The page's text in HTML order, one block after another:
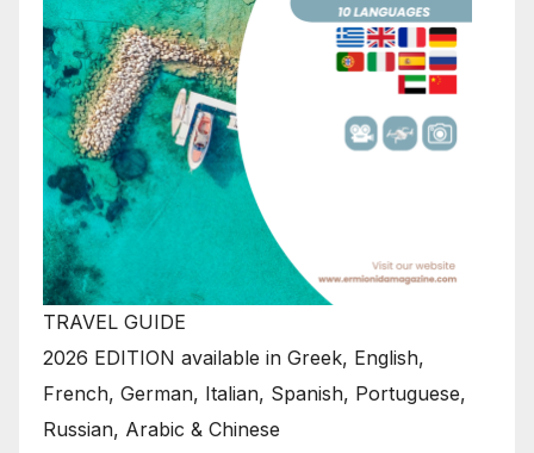
TRAVEL GUIDE
2026 EDITION available in Greek, English,
French, German, Italian, Spanish, Portuguese,
Russian, Arabic & Chinese